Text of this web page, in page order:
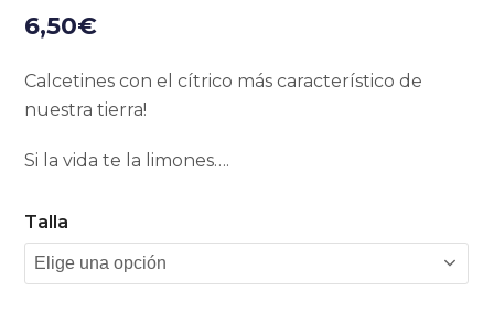
6,50€
Calcetines con el cítrico más característico de
nuestra tierra!
Si la vida te la limones….
Talla